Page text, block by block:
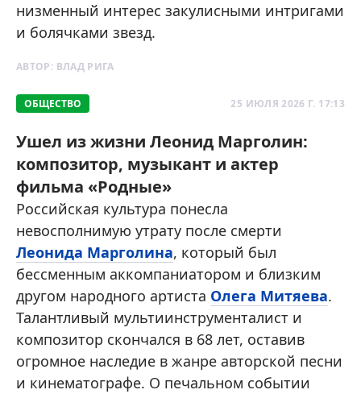
низменный интерес закулисными интригами
и болячками звезд.
АВТОР: ВЛАД РИГА
ОБЩЕСТВО 25 ИЮЛЯ 2026 Г. 17:13
Ушел из жизни Леонид Марголин:
композитор, музыкант и актер
фильма «Родные»
Российская культура понесла
невосполнимую утрату после смерти
Леонида Марголина, который был
бессменным аккомпаниатором и близким
другом народного артиста Олега Митяева.
Талантливый мультиинструменталист и
композитор скончался в 68 лет, оставив
огромное наследие в жанре авторской песни
и кинематографе. О печальном событии